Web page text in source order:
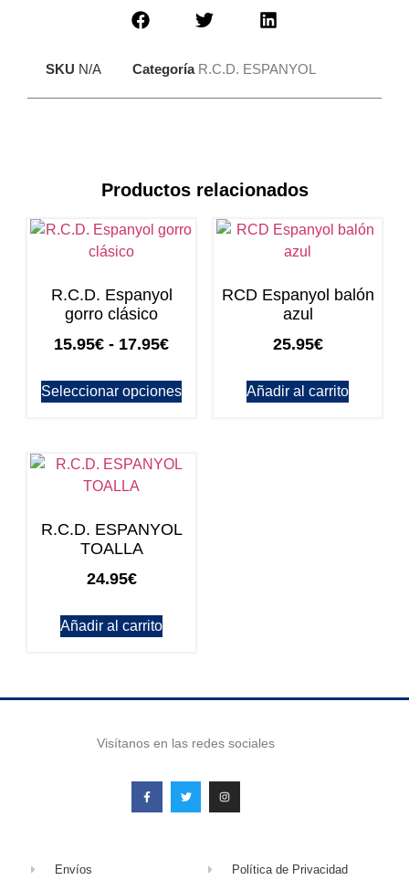
SKU N/A Categoría R.C.D. ESPANYOL
Productos relacionados
R.C.D. Espanyol
gorro clásico
15.95€ - 17.95€
Seleccionar opciones
RCD Espanyol balón
azul
25.95€
Añadir al carrito
R.C.D. ESPANYOL
TOALLA
24.95€
Añadir al carrito
Visítanos en las redes sociales
Envíos Política de Privacidad